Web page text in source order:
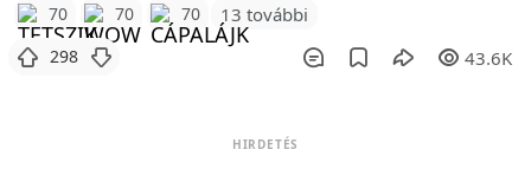
70 70 70 13 további
298 43.6K
HIRDETÉS